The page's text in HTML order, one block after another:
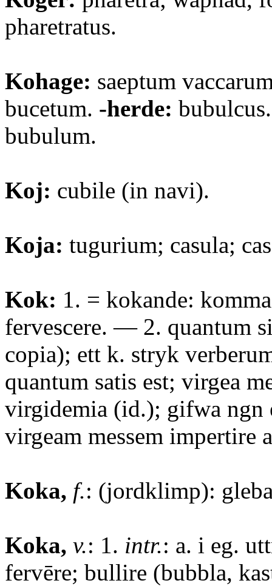
pharetratus.
Kohage: saeptum
bucetum. -herde:
bubulum.
Koj: cubile (in navi).
Koja: tugurium; casula;
Kok: 1. = kokande:
fervescere. — 2. quantum
copia); ett k. stryk
quantum satis est; virgea
virgidemia (id.); gifwa ngn
virgeam messem impertire
Koka, f.: (jordklimp):
Koka, v.: 1. intr.: a. i eg.
fervēre; bullire (bubbla,